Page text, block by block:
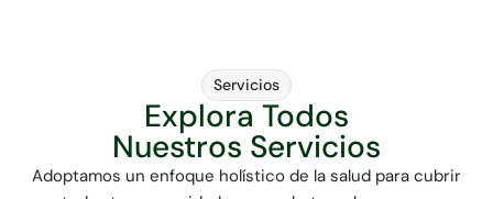
Servicios
Explora Todos
Nuestros Servicios
Adoptamos un enfoque holístico de la salud para cubrir